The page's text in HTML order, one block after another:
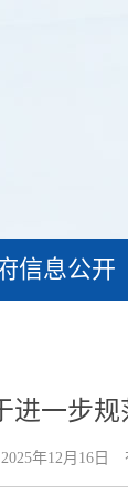
信息公开
进一步
年12月16日